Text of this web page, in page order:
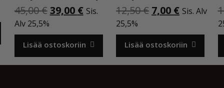
45,00€Alkuperäinen
oli:
45,00 €.
39,00 €Nykyinen
on:
39,00 €.
Sis.
Alv 25,5%
Lisää ostoskoriin
12,50€ Alkuperäinen
oli:
12,50 €.
7,00 €Nykyinen
on:
7,00 €.
Sis. Alv
25,5%
Lisää ostoskoriin